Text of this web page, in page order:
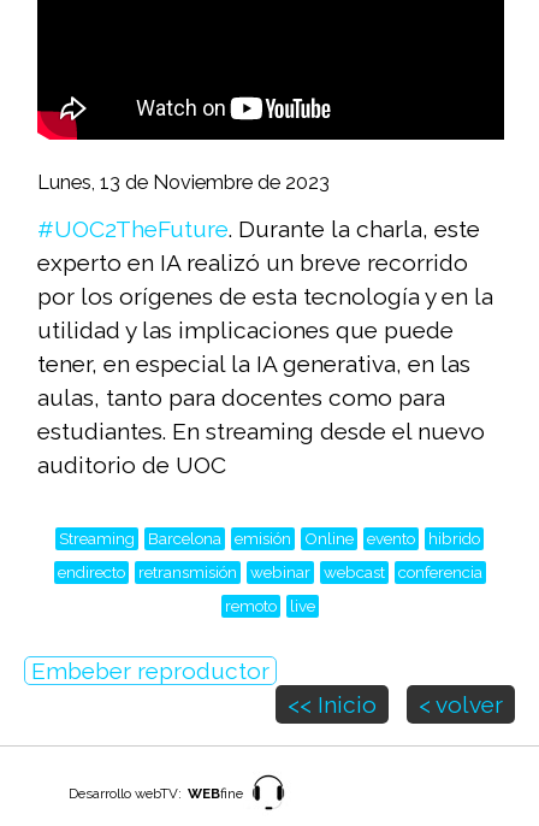
Lunes, 13 de Noviembre de 2023
#UOC2TheFuture. Durante la charla, este
experto en IA realizó un breve recorrido
por los orígenes de esta tecnología y en la
utilidad y las implicaciones que puede
tener, en especial la IA generativa, en las
aulas, tanto para docentes como para
estudiantes. En streaming desde el nuevo
auditorio de UOC
Streaming Barcelona emisión Online evento
hibrido
endirecto
retransmisión webinar webcast
conferencia
remoto
live
Embeber reproductor
<< Inicio
< volver
Desarrollo webTV: WEBfine